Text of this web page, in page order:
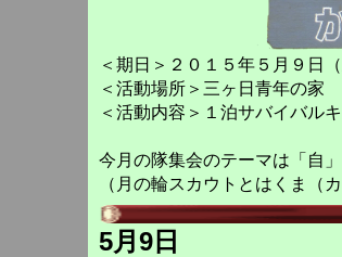
＜期日＞２０１５年５月９日
＜活動場所＞三ヶ日青年の家
＜活動内容＞１泊サバイバル
今月の隊集会のテーマは「自
（月の輪スカウトとはくま（
5月9日